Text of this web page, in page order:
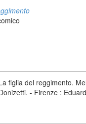
figlia del reggimento.
- Firenze :